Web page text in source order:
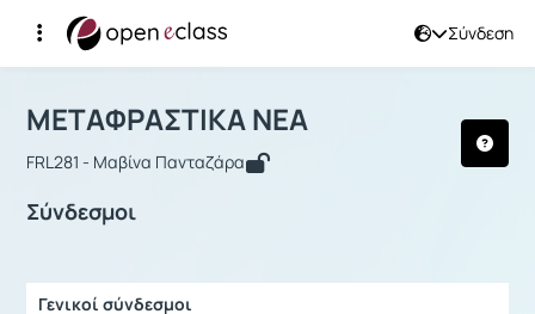
Σύνδεση
Αρχική Σελίδα
Μάθημα : ΜΕΤΑΦΡΑΣΤΙΚΑ ΝΕΑ
ΜΕΤΑΦΡΑΣΤΙΚΑ ΝΕΑ
FRL281 - Μαβίνα Πανταζάρα
Σύνδεσμοι
Γενικοί σύνδεσμοι